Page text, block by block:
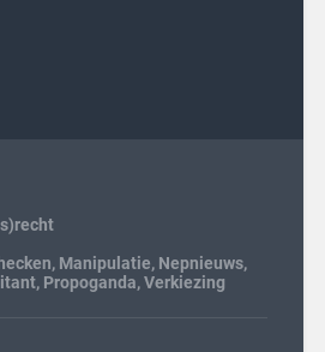
, Manipulatie, Nepnieuws,
, Propoganda,Verkiezing